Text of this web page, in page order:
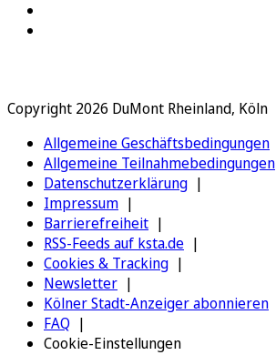
Copyright 2026 DuMont Rheinland, Köln
Allgemeine Geschäftsbedingungen
Allgemeine Teilnahmebedingungen
Datenschutzerklärung
Impressum
Barrierefreiheit
RSS-Feeds auf ksta.de
Cookies & Tracking
Newsletter
Kölner Stadt-Anzeiger abonnieren
FAQ
Cookie-Einstellungen